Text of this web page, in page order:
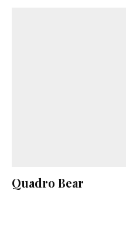
Quadro Bear